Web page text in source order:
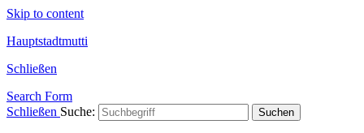
Skip to content
Hauptstadtmutti
Schließen
Search Form
Schließen Suche: Suchen